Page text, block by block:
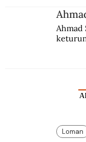
Ahmad
Loman